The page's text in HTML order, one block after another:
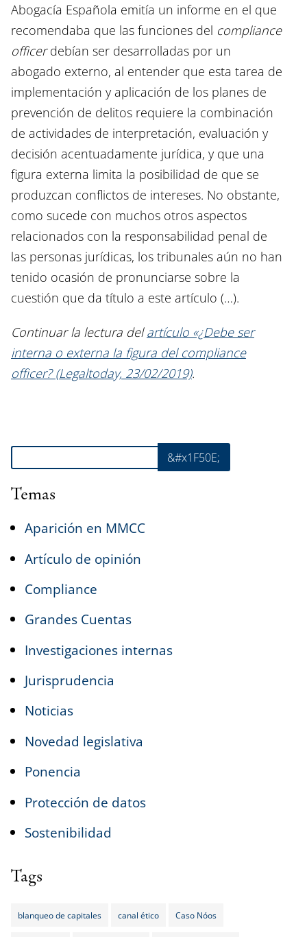
Abogacía Española emitía un informe en el que
recomendaba que las funciones del compliance
officerdebían ser desarrolladas por un
abogado externo, al entender que esta tarea de
implementación y aplicación de los planes de
prevención de delitos requiere la combinación
de actividades de interpretación, evaluación y
decisión acentuadamente jurídica, y que una
figura externa limita la posibilidad de que se
produzcan conflictos de intereses. No obstante,
como sucede con muchos otros aspectos
relacionados con la responsabilidad penal de
las personas jurídicas, los tribunales aún no han
tenido ocasión de pronunciarse sobre la
cuestión que da título a este artículo (…).
Continuar la lectura delartículo «¿Debe ser
interna o externa la figura del compliance
officer? (Legaltoday, 23/02/2019).
Buscar &#x1F50E;
Temas
Aparición en MMCC
Artículo de opinión
Compliance
Grandes Cuentas
Investigaciones internas
Jurisprudencia
Noticias
Novedad legislativa
Ponencia
Protección de datos
Sostenibilidad
Tags
blanqueo de capitales canal ético Caso Nóos